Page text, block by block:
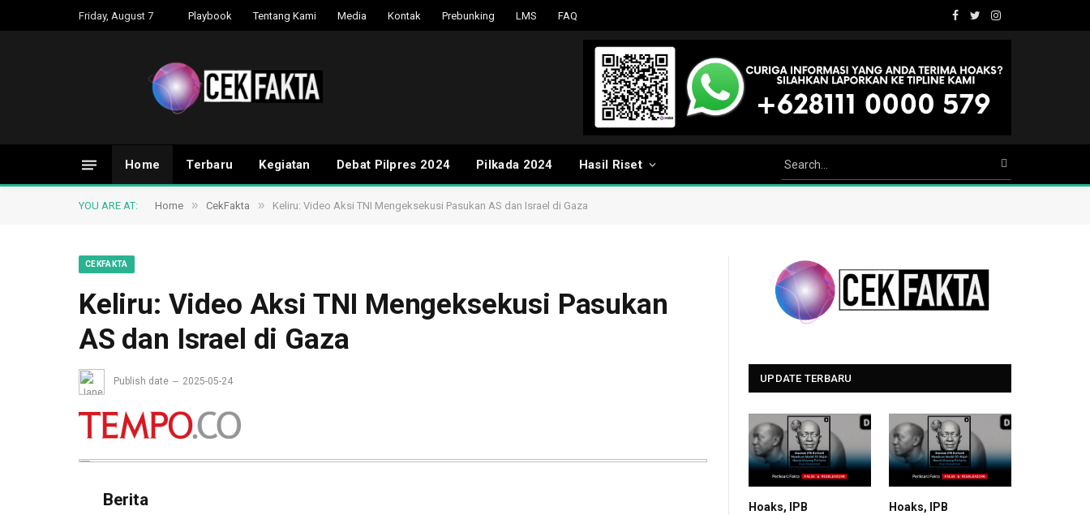
Friday, August 7 Playbook Tentang Kami Media Kontak Prebunking LMS FAQ
Facebook
TwitterInstagram
Home Terbaru Kegiatan Debat Pilpres 2024 Pilkada 2024 Hasil Riset
YOU ARE AT: Home » CekFakta » Keliru: Video Aksi TNI Mengeksekusi Pasukan AS dan Israel di Gaza
CEKFAKTA
Keliru: Video Aksi TNI Mengeksekusi Pasukan
AS dan Israel di Gaza
Publish date 2025-05-24
Berita
UPDATE TERBARU
Hoaks, IPB
Hoaks, IPB